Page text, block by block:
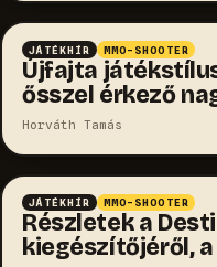
JÁTÉKHÍR MMO-SHOOTER
Újfajta
ősszel érkező
Horváth Tamás
JÁTÉKHÍR MMO-SHOOTER
Részletek a
kiegészítőjéről,